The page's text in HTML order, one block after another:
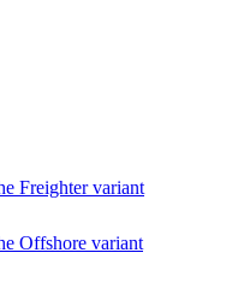
Freighter variant
Offshore variant